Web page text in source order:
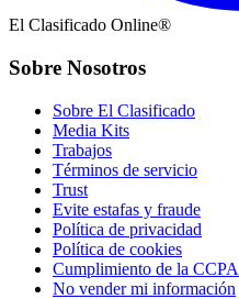
El Clasificado Online®
Sobre Nosotros
Sobre El Clasificado
Media Kits
Trabajos
Términos de servicio
Trust
Evite estafas y fraude
Política de privacidad
Política de cookies
Cumplimiento de la CCPA
No vender mi información